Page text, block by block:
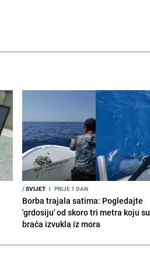
/SVIJET I PRIJE 1 DAN
Borba trajala satima: Pogledajte
'grdosiju' od skoro tri metra koju su
braća izvukla iz mora